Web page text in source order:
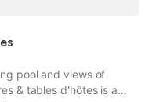
pool and views of
& tables d'hôtes is a